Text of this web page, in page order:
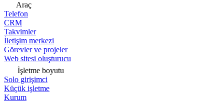
Araç
Telefon
CRM
Takvimler
İletişim merkezi
Görevler ve projeler
Web sitesi oluşturucu
İşletme boyutu
Solo girişimci
Küçük işletme
Kurum